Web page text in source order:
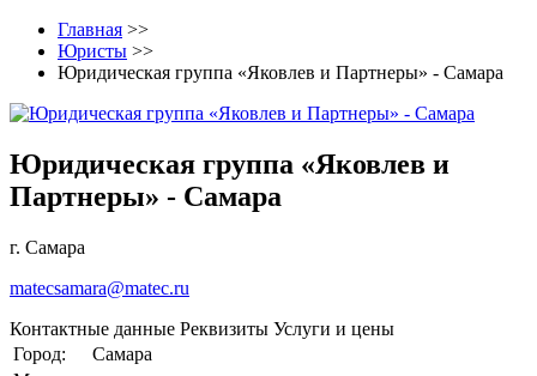
Главная >>
Юристы >>
Юридическая группа «Яковлев и Партнеры» - Самара
Юридическая группа «Яковлев и
Партнеры» - Самара
г. Самара
matecsamara@matec.ru
Контактные данные Реквизиты Услуги и цены
Город:
Самара